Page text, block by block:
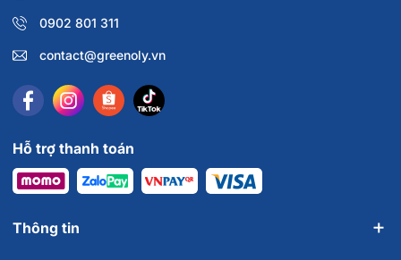
0902 801 311
contact@greenoly.vn
Hỗ trợ thanh toán
Thông tin